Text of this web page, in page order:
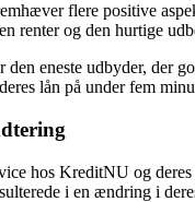
flere positive
renter og den hurtige
eneste udbyder, der
lån på under fem
hos KreditNU og
i en ændring i